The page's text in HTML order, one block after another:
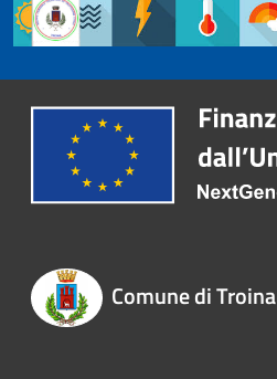
Comune di Troina